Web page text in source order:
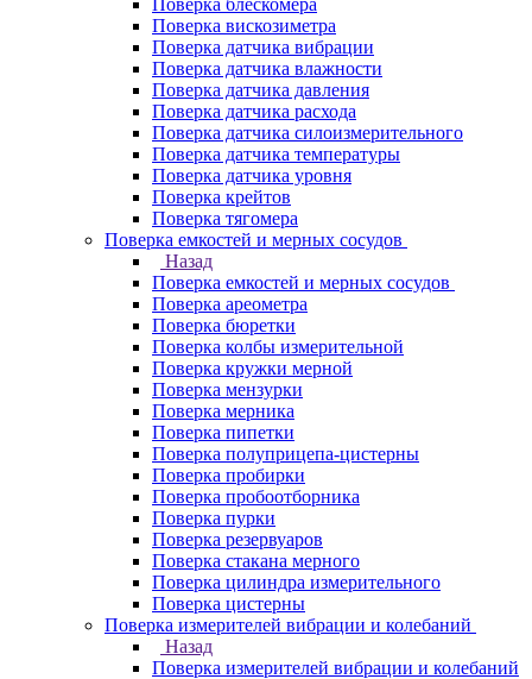
Поверка блескомера
Поверка вискозиметра
Поверка датчика вибрации
Поверка датчика влажности
Поверка датчика давления
Поверка датчика расхода
Поверка датчика силоизмерительного
Поверка датчика температуры
Поверка датчика уровня
Поверка крейтов
Поверка тягомера
Поверка емкостей и мерных сосудов
Назад
Поверка емкостей и мерных сосудов
Поверка ареометра
Поверка бюретки
Поверка колбы измерительной
Поверка кружки мерной
Поверка мензурки
Поверка мерника
Поверка пипетки
Поверка полуприцепа-цистерны
Поверка пробирки
Поверка пробоотборника
Поверка пурки
Поверка резервуаров
Поверка стакана мерного
Поверка цилиндра измерительного
Поверка цистерны
Поверка измерителей вибрации и колебаний
Назад
Поверка измерителей вибрации и колебаний